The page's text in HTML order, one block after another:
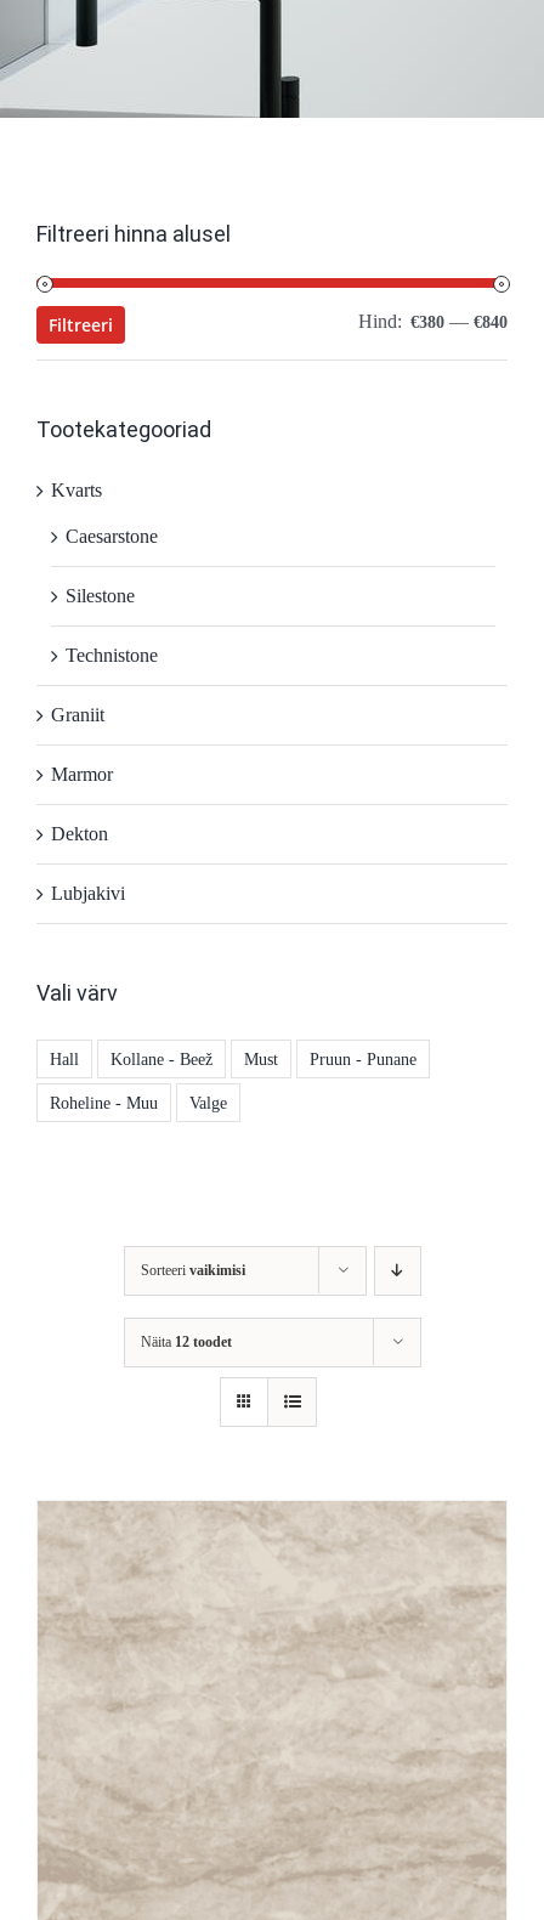
Sorteeri vaikimisi
Näita 12 toodet
Filtreeri hinna alusel
hind
hind
Filtreeri Hind: €380 — €840
Tootekategooriad
Kvarts
Caesarstone
Silestone
Technistone
Graniit
Marmor
Dekton
Lubjakivi
Vali värv
Hall Kollane - Beež Must Pruun - Punane
Roheline - Muu Valge